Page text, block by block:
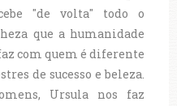
"de volta" todo o
que a humanidade
com quem é diferente
de sucesso e beleza.
Ursula nos faz